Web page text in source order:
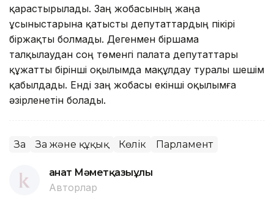
қарастырылады. Заң жобасының жаңа
ұсыныстарына қатысты депутаттардың пікірі
біржақты болмады. Дегенмен біршама
талқылаудан соң төменгі палата депутаттары
құжатты бірінші оқылымда мақұлдау туралы шешім
қабылдады. Енді заң жобасы екінші оқылымға
әзірленетін болады.
Заң Заң және құқық Көлік Парламент
Қанат Мәметқазыұлы
Авторлар